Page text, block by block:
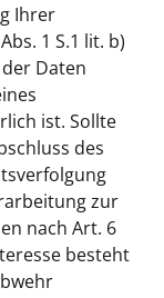
Ihrer
1 S.1 lit. b)
Daten
ist. Sollte
des
zur
nach Art. 6
besteht